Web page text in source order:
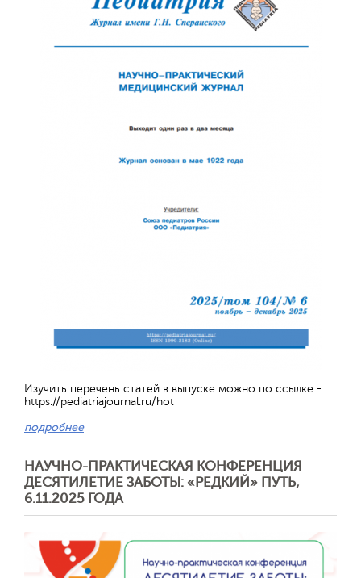
Изучить перечень статей в выпуске можно по ссылке -
https://pediatriajournal.ru/hot
подробнее
НАУЧНО-ПРАКТИЧЕСКАЯ КОНФЕРЕНЦИЯ
ДЕСЯТИЛЕТИЕ ЗАБОТЫ: «РЕДКИЙ» ПУТЬ,
6.11.2025 ГОДА